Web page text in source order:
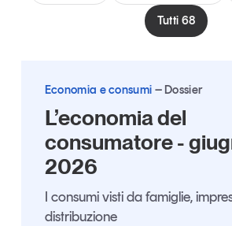
Magazine
Articoli
Opinioni
Dossier
Interviste
Studi e
Tutti gli
Tutti 68
Economia e consumi Dossier
L’economia del
consumatore -
2026
I consumi visti da famiglie,
distribuzione